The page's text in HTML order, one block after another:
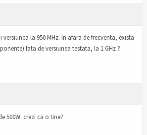
la 950 MHz. In afara de frecventa, exista
fata de versiunea testata, la 1 GHz ?
500W. crezi ca o tine?